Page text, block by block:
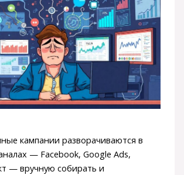
кампании разворачиваются в
— Facebook, Google Ads,
— вручную собирать и